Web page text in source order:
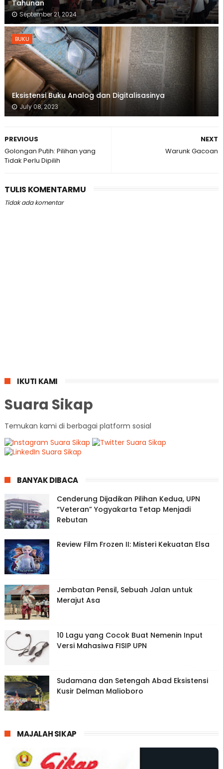
Tahunan
September 21, 2024
BUKU
Eksistensi Buku Analog dan Digitalisasinya
July 08, 2023
NEXT
Warunk Gacoan
PREVIOUS
Golongan Putih: Pilihan yang
Tidak Perlu Dipilih
TULIS KOMENTARMU
Tidak ada komentar
IKUTI KAMI
Suara Sikap
Temukan kami di berbagai platform sosial
BANYAK DIBACA
Cenderung Dijadikan Pilihan Kedua, UPN
“Veteran” Yogyakarta Tetap Menjadi
Rebutan
Review Film Frozen II: Misteri Kekuatan Elsa
Jembatan Pensil, Sebuah Jalan untuk
Merajut Asa
10 Lagu yang Cocok Buat Nemenin Input
Versi Mahasiwa FISIP UPN
Sudamana dan Setengah Abad Eksistensi
Kusir Delman Malioboro
MAJALAH SIKAP